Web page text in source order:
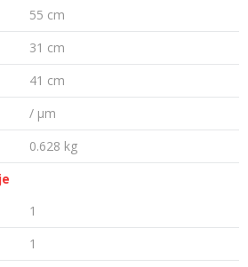
55 cm
31 cm
41 cm
/ µm
0.628 kg
1
1